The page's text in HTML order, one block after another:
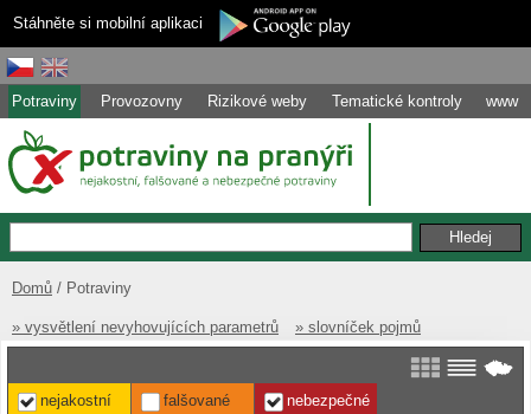
Stáhněte si mobilní aplikaci
Potraviny Provozovny Rizikové weby Tematické kontroly www
Domů Potraviny
» vysvětlení nevyhovujících parametrů » slovníček pojmů
nejakostní falšované nebezpečné